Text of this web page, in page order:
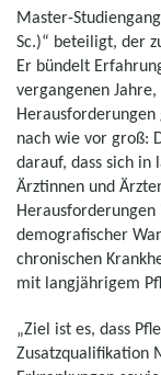
Master-
Sc.)“ beteiligt, der
Er bündelt
vergangenen
nach wie vor groß:
darauf, dass sich
Ärztinnen und
Herausforderungen
demografischer
chronischen
mit langjährigem
„Ziel ist es, dass
Zusatzqualifikation